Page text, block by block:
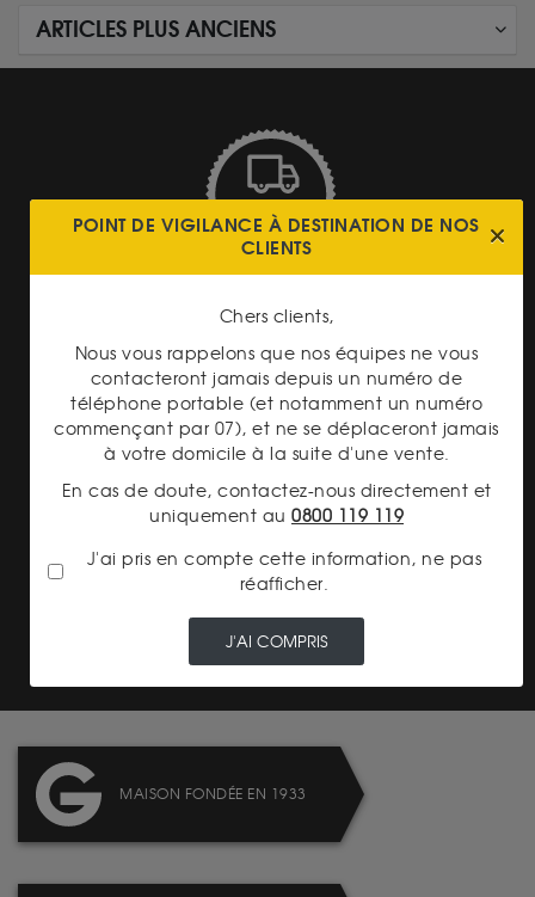
ARTICLES PLUS ANCIENS
LIVRAISON ASSURÉE
PAIEMENT SECURISÉ
MAISON FONDÉE EN 1933
POINT DE VIGILANCE À DESTINATION DE NOS
CLIENTS
Chers clients,
Nous vous rappelons que nos équipes ne vous
contacteront jamais depuis un numéro de
téléphone portable (et notamment un numéro
commençant par 07), et ne se déplaceront jamais
à votre domicile à la suite d'une vente.
En cas de doute, contactez-nous directement et
uniquement au 0800 119 119
J'ai pris en compte cette information, ne pas
réafficher.
J'AI COMPRIS